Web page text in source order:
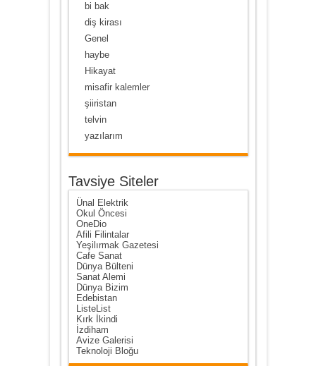
bi bak
diş kirası
Genel
haybe
Hikayat
misafir kalemler
şiiristan
telvin
yazılarım
Tavsiye Siteler
Ünal Elektrik
Okul Öncesi
OneDio
Afili Filintalar
Yeşilırmak Gazetesi
Cafe Sanat
Dünya Bülteni
Sanat Alemi
Dünya Bizim
Edebistan
ListeList
Kırk İkindi
İzdiham
Avize Galerisi
Teknoloji Bloğu